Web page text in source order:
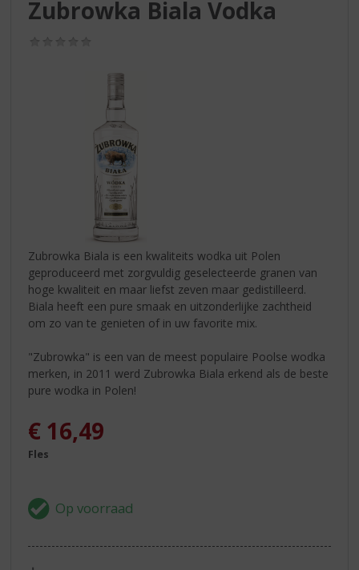
Zubrowka Biala Vodka
Zubrowka Biala is een kwaliteits wodka uit Polen
geproduceerd met zorgvuldig geselecteerde granen van
hoge kwaliteit en maar liefst zeven maar gedistilleerd.
Biala heeft een pure smaak en uitzonderlijke zachtheid
om zo van te genieten of in uw favorite mix.
"Zubrowka" is een van de meest populaire Poolse wodka
merken, in 2011 werd Zubrowka Biala erkend als de beste
pure wodka in Polen!
€ 16,49
Fles